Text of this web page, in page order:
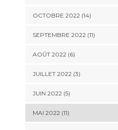
OCTOBRE 2022 (14)
SEPTEMBRE 2022 (11)
AOÛT 2022 (6)
JUILLET 2022 (3)
JUIN 2022 (5)
MAI 2022 (11)